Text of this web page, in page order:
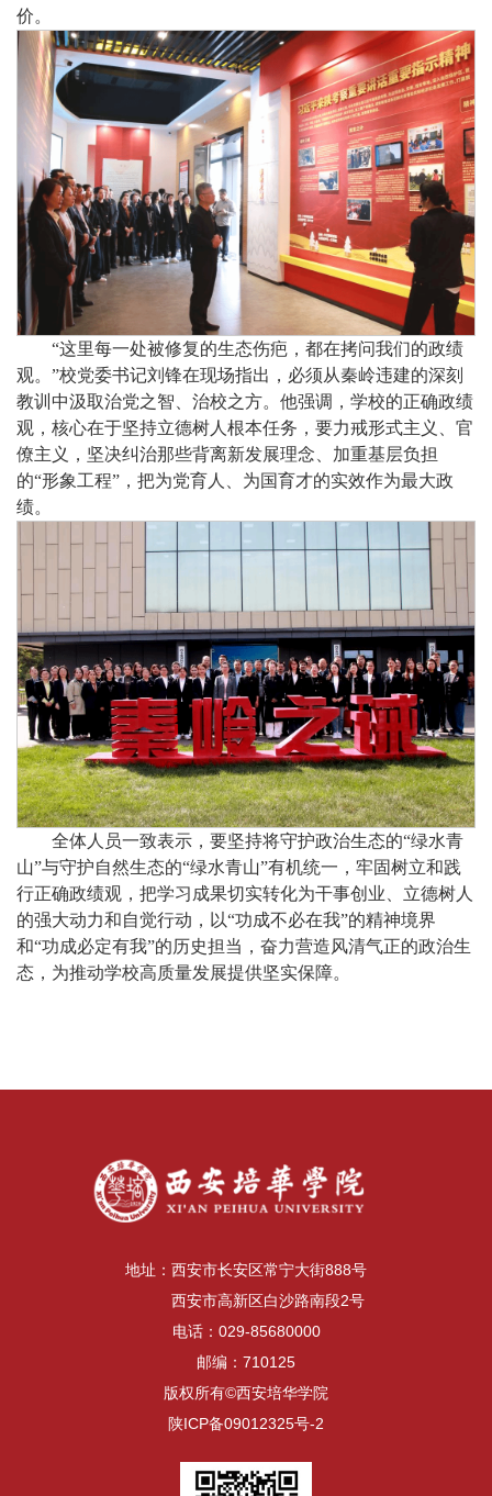
价。
“这里每一处被修复的生态伤疤，都在拷问我们的政绩
观。”校党委书记刘锋在现场指出，必须从秦岭违建的深刻
教训中汲取治党之智、治校之方。他强调，学校的正确政绩
观，核心在于坚持立德树人根本任务，要力戒形式主义、官
僚主义，坚决纠治那些背离新发展理念、加重基层负担
的“形象工程”，把为党育人、为国育才的实效作为最大政
绩。
全体人员一致表示，要坚持将守护政治生态的“绿水青
山”与守护自然生态的“绿水青山”有机统一，牢固树立和践
行正确政绩观，把学习成果切实转化为干事创业、立德树人
的强大动力和自觉行动，以“功成不必在我”的精神境界
和“功成必定有我”的历史担当，奋力营造风清气正的政治生
态，为推动学校高质量发展提供坚实保障。
地址：西安市长安区常宁大街888号
西安市高新区白沙路南段2号
电话：029-85680000
邮编：710125
版权所有©西安培华学院
陕ICP备09012325号-2